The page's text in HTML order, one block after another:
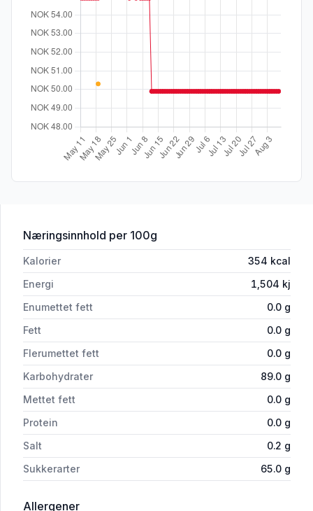
Næringsinnhold for 'Brynild Gomp Beger 145g'
per 100g
Kalorier 354 kcal
Energi
1,504 kj
Enumettet fett
0.0 g
Fett
0.0 g
Flerumettet fett
0.0 g
Karbohydrater
89.0 g
Mettet fett
0.0 g
Protein
0.0 g
Salt
0.2 g
Sukkerarter
65.0 g
Allergeneri 'Brynild Gomp Beger 145g'